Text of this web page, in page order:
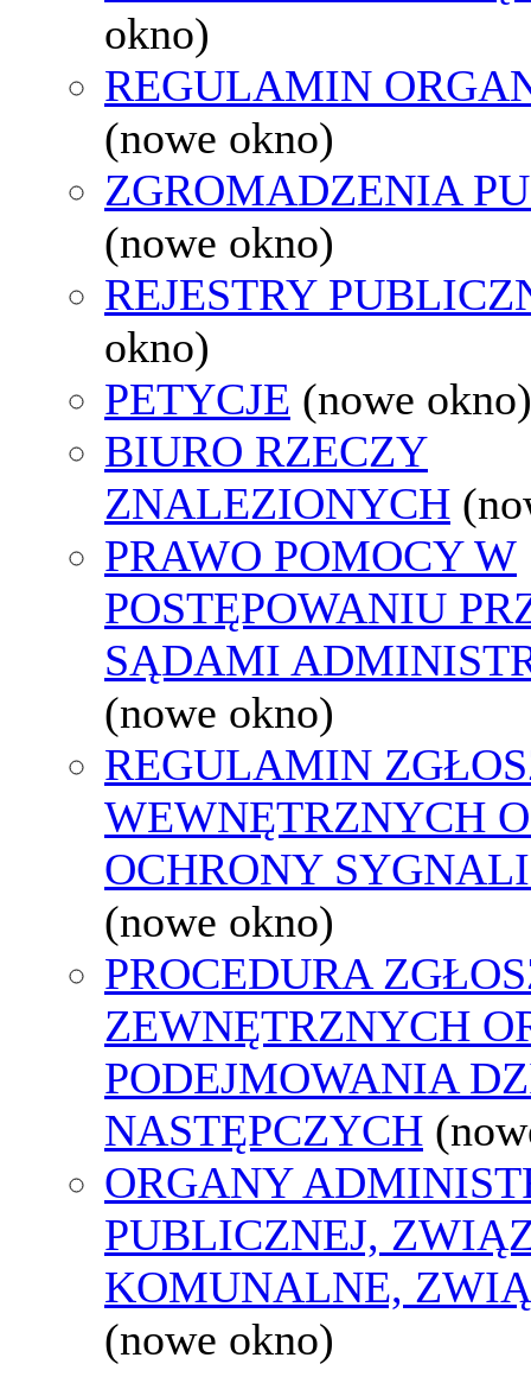
okno)
REGULAMIN
(nowe okno)
ZGROMADZENIA
(nowe okno)
REJESTRY
okno)
PETYCJE (nowe okno)
BIURO RZECZY
ZNALEZIONYCH
PRAWO POMOCY W
POSTĘPOWANIU
SĄDAMI
(nowe okno)
REGULAMIN
WEWNĘTRZNYCH
OCHRONY
(nowe okno)
PROCEDURA
ZEWNĘTRZNYCH
PODEJMOWANIA
NASTĘPCZYCH
ORGANY
PUBLICZNEJ,
KOMUNALNE,
(nowe okno)